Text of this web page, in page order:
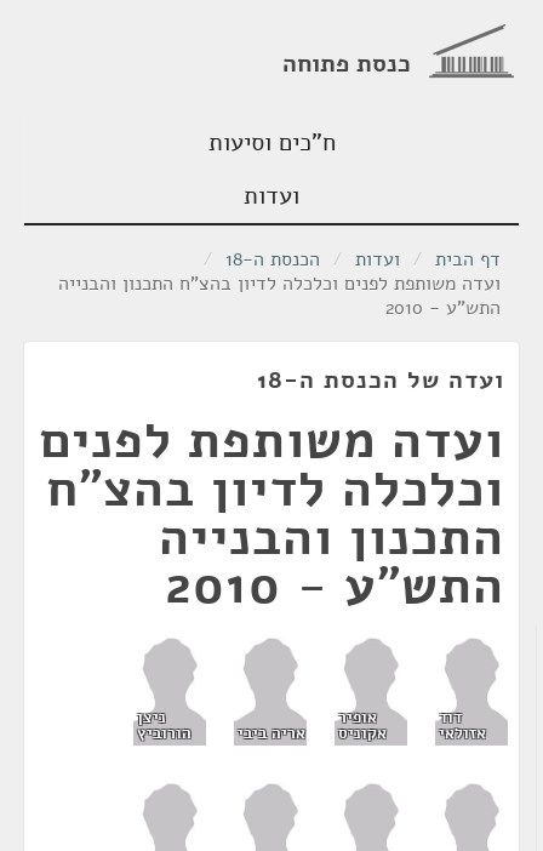
כנסת פתוחה
ח"כים וסיעות
ועדות
דף הבית / ועדות / הכנסת ה-18
/
ועדה משותפת לפנים וכלכלה לדיון בהצ"ח התכנון והבנייה
התש"ע - 2010
ועדה של הכנסת ה-18
ועדה משותפת לפנים
וכלכלה לדיון בהצ"ח
התכנון והבנייה
התש"ע - 2010
דוד
אזולאי
אופיר
אקוניס אריה ביבי
ניצן
הורוביץ